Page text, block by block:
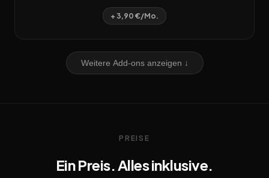
+ 3,90 €/Mo.
Weitere Add-ons anzeigen ↓
PREISE
Ein Preis. Alles inklusive.